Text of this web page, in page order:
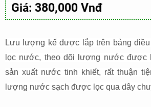
Giá: 380,000 Vnđ
Lưu lượng kế được lắp trên bảng
lọc nước, theo dõi lượng nước được
sản xuất nước tinh khiết, rất thuận
lượng nước sạch được lọc qua dây